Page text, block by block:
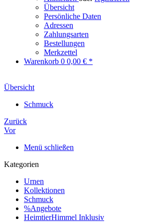
Übersicht
Persönliche Daten
Adressen
Zahlungsarten
Bestellungen
Merkzettel
Warenkorb 0 0,00 € *
Übersicht
Schmuck
Zurück
Vor
Menü schließen
Kategorien
Urnen
Kollektionen
Schmuck
%Angebote
HeimtierHimmel Inklusiv